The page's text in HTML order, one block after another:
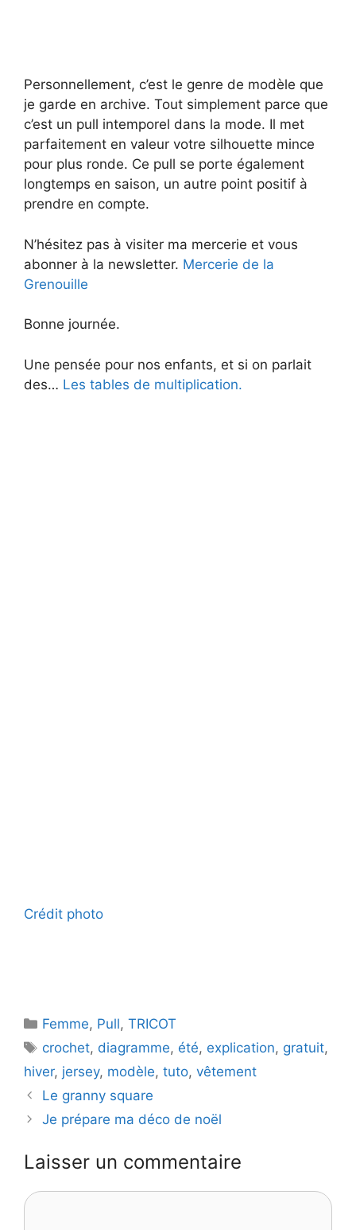
Personnellement, c’est le genre de modèle que
je garde en archive. Tout simplement parce que
c’est un pull intemporel dans la mode. Il met
parfaitement en valeur votre silhouette mince
pour plus ronde. Ce pull se porte également
longtemps en saison, un autre point positif à
prendre en compte.
N’hésitez pas à visiter ma mercerie et vous
abonner à la newsletter. Mercerie de la
Grenouille
Bonne journée.
Une pensée pour nos enfants, et si on parlait
des… Les tables de multiplication.
Crédit photo
Catégories
Femme, Pull,TRICOT
Étiquettes
crochet, diagramme, été, explication, gratuit,
hiver, jersey, modèle, tuto, vêtement
Le granny square
Je prépare ma déco de noël
Laisser un commentaire
Commentaire